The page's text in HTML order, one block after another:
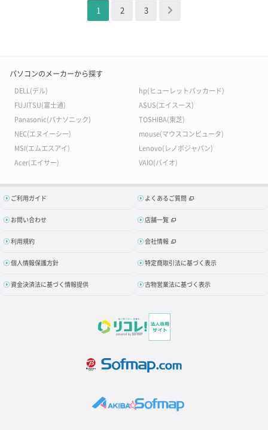
1 2 3 ＞
パソコンのメーカーから探す
DELL(デル)
hp(ヒューレットパッカード)
FUJITSU(富士通)
ASUS(エイスース)
Panasonic(パナソニック)
TOSHIBA(東芝)
NEC(エヌイーシー)
mouse(マウスコンピュータ)
MSI(エムエスアイ)
Lenovo(レノボジャパン)
Acer(エイサー)
VAIO(バイオ)
ご利用ガイド よくあるご質問
お問い合わせ 店舗一覧
利用規約 会社情報
個人情報保護方針 特定商取引法に基づく表示
資金決済法に基づく情報提供 古物営業法に基づく表示